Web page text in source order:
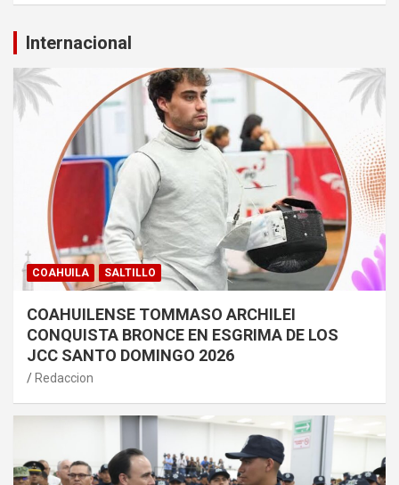
Internacional
COAHUILA SALTILLO
COAHUILENSE TOMMASO ARCHILEI
CONQUISTA BRONCE EN ESGRIMA DE LOS
JCC SANTO DOMINGO 2026
Redaccion